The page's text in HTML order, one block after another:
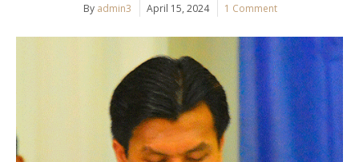
By admin3 April 15, 2024 1 Comment